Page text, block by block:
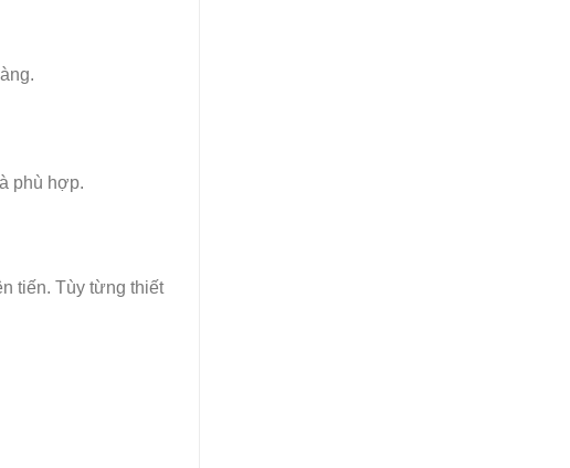
phù hợp.
tiến. Tùy từng thiết